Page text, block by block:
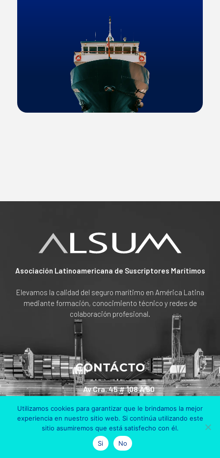
Asociación Latinoamericana de Suscriptores Marítimos
Elevamos la calidad del seguro marítimo en América Latina
mediante formación, conocimiento técnico y redes de
colaboración profesional.
CONTÁCTO
Av Cra. 45 # 108 A 50
Bogotá, Colombia
+57 311 801 90 30
Utilizamos cookies para garantizar que le brindamos la mejor
experiencia en nuestro sitio web. Si continúa utilizando este
sitio asumiremos que está satisfecho con él.
Si
No